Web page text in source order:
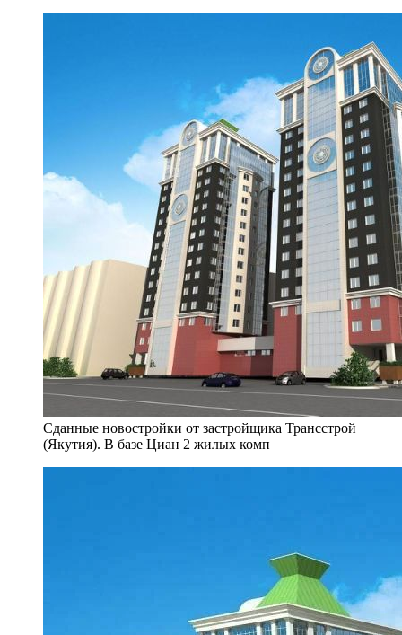
Сданные новостройки от застройщика Трансстрой
(Якутия). В базе Циан 2 жилых комп